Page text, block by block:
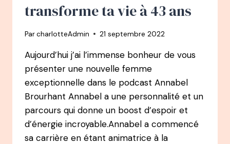
transforme ta vie à 43 ans
ParcharlotteAdmin 21 septembre 2022
Aujourd’hui j’ai l’immense bonheur de vous
présenter une nouvelle femme
exceptionnelle dans le podcast Annabel
Brourhant Annabel a une personnalité et un
parcours qui donne un boost d’espoir et
d’énergie incroyable.Annabel a commencé
sa carrière en étant animatrice à la